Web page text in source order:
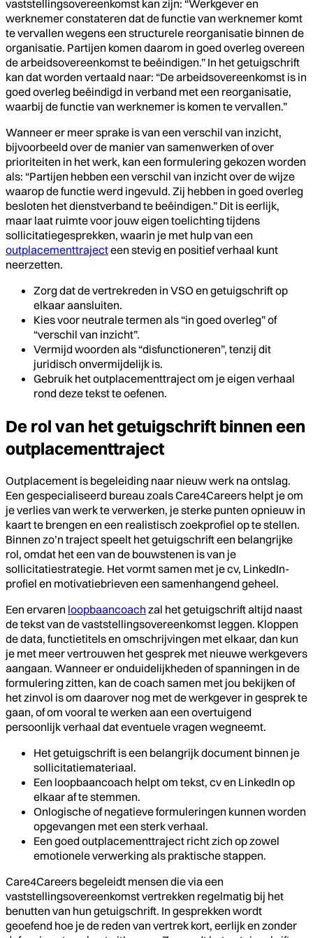
vaststellingsovereenkomst kan zijn: “Werkgever en
werknemer constateren dat de functie van werknemer komt
te vervallen wegens een structurele reorganisatie binnen de
organisatie. Partijen komen daarom in goed overleg overeen
de arbeidsovereenkomst te beëindigen.” In het getuigschrift
kan dat worden vertaald naar: “De arbeidsovereenkomst is in
goed overleg beëindigd in verband met een reorganisatie,
waarbij de functie van werknemer is komen te vervallen.”
Wanneer er meer sprake is van een verschil van inzicht,
bijvoorbeeld over de manier van samenwerken of over
prioriteiten in het werk, kan een formulering gekozen worden
als: “Partijen hebben een verschil van inzicht over de wijze
waarop de functie werd ingevuld. Zij hebben in goed overleg
besloten het dienstverband te beëindigen.” Dit is eerlijk,
maar laat ruimte voor jouw eigen toelichting tijdens
sollicitatiegesprekken, waarin je met hulp van een
outplacementtrajecteen stevig en positief verhaal kunt
neerzetten.
Zorg dat de vertrekreden in VSO en getuigschrift op
elkaar aansluiten.
Kies voor neutrale termen als “in goed overleg” of
“verschil van inzicht”.
Vermijd woorden als “disfunctioneren”, tenzij dit
juridisch onvermijdelijk is.
Gebruik het outplacementtraject om je eigen verhaal
rond deze tekst te oefenen.
De rol van het getuigschrift binnen een
outplacementtraject
Outplacement is begeleiding naar nieuw werk na ontslag.
Een gespecialiseerd bureau zoals Care4Careers helpt je om
je verlies van werk te verwerken, je sterke punten opnieuw in
kaart te brengen en een realistisch zoekprofiel op te stellen.
Binnen zo’n traject speelt het getuigschrift een belangrijke
rol, omdat het een van de bouwstenen is van je
sollicitatiestrategie. Het vormt samen met je cv, LinkedIn-
profiel en motivatiebrieven een samenhangend geheel.
Een ervaren loopbaancoach zal het getuigschrift altijd naast
de tekst van de vaststellingsovereenkomst leggen. Kloppen
de data, functietitels en omschrijvingen met elkaar, dan kun
je met meer vertrouwen het gesprek met nieuwe werkgevers
aangaan. Wanneer er onduidelijkheden of spanningen in de
formulering zitten, kan de coach samen met jou bekijken of
het zinvol is om daarover nog met de werkgever in gesprek te
gaan, of om vooral te werken aan een overtuigend
persoonlijk verhaal dat eventuele vragen wegneemt.
Het getuigschrift is een belangrijk document binnen je
sollicitatiemateriaal.
Een loopbaancoach helpt om tekst, cv en LinkedIn op
elkaar af te stemmen.
Onlogische of negatieve formuleringen kunnen worden
opgevangen met een sterk verhaal.
Een goed outplacementtraject richt zich op zowel
emotionele verwerking als praktische stappen.
Care4Careers begeleidt mensen die via een
vaststellingsovereenkomst vertrekken regelmatig bij het
benutten van hun getuigschrift. In gesprekken wordt
geoefend hoe je de reden van vertrek kort, eerlijk en zonder